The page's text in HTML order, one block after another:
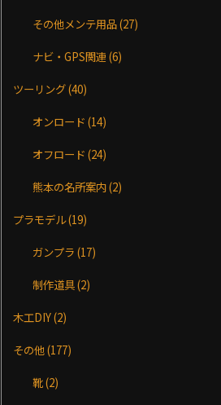
その他メンテ用品(27)
ナビ・GPS関連(6)
ツーリング(40)
オンロード(14)
オフロード(24)
熊本の名所案内(2)
プラモデル(19)
ガンプラ(17)
制作道具(2)
木工DIY(2)
その他(177)
靴(2)